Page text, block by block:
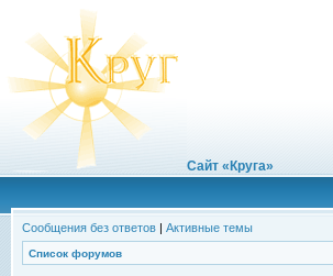
Сайт «Круга»
Сообщения без ответов | Активные темы
Список форумов